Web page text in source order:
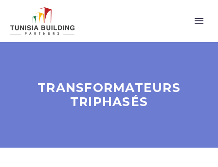
TRANSFORMATEURS
TRIPHASÉS